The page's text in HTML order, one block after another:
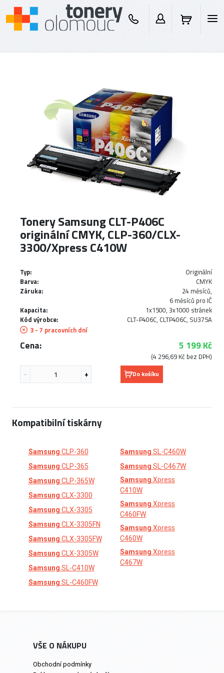
Tonery Samsung CLT-P406C
originální CMYK, CLP-360/CLX-
3300/Xpress C410W
Typ:
Originální
Barva:
CMYK
Záruka:
24 měsíců,
6 měsíců pro IČ
Kapacita:
1x1500, 3x1000 stránek
Kód výrobce:
CLT-P406C, CLTP406C, SU375A
3 - 7 pracovních dní
Cena: 5 199 Kč
(4 296,69 Kč bez DPH)
Do košíku
Kompatibilní tiskárny
Samsung CLP-360
Samsung CLP-365
Samsung CLP-365W
Samsung CLX-3300
Samsung CLX-3305
Samsung CLX-3305FN
Samsung CLX-3305FW
Samsung CLX-3305W
Samsung SL-C410W
Samsung SL-C460FW
Samsung SL-C460W
Samsung SL-C467W
Samsung Xpress
C410W
Samsung Xpress
C460FW
Samsung Xpress
C460W
Samsung Xpress
C467W
VŠE O NÁKUPU
Obchodní podmínky